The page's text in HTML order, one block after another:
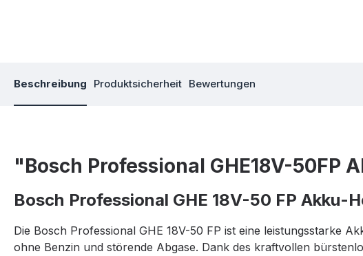
Beschreibung Produktsicherheit Bewertungen
"Bosch Professional GHE18V-50FP
Bosch Professional GHE 18V-50 FP Akku-
Die Bosch Professional GHE 18V-50 FP ist eine leistungsstarke
ohne Benzin und störende Abgase. Dank des kraftvollen